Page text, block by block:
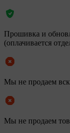
Прошивка и
(оплачивается
Мы не продаем
Мы не продаем